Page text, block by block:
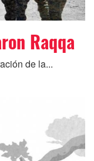
Raqqa
de la...